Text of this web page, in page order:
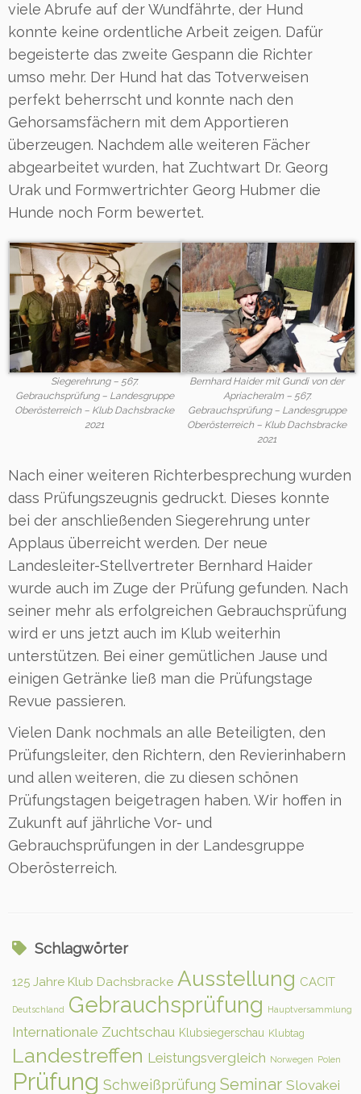
viele Abrufe auf der Wundfährte, der Hund
konnte keine ordentliche Arbeit zeigen. Dafür
begeisterte das zweite Gespann die Richter
umso mehr. Der Hund hat das Totverweisen
perfekt beherrscht und konnte nach den
Gehorsamsfächern mit dem Apportieren
überzeugen. Nachdem alle weiteren Fächer
abgearbeitet wurden, hat Zuchtwart Dr. Georg
Urak und Formwertrichter Georg Hubmer die
Hunde noch Form bewertet.
Siegerehrung – 567.
Gebrauchsprüfung – Landesgruppe
Oberösterreich – Klub Dachsbracke
2021
Bernhard Haider mit Gundi von der
Apriacheralm – 567.
Gebrauchsprüfung – Landesgruppe
Oberösterreich – Klub Dachsbracke
2021
Nach einer weiteren Richterbesprechung wurden
dass Prüfungszeugnis gedruckt. Dieses konnte
bei der anschließenden Siegerehrung unter
Applaus überreicht werden. Der neue
Landesleiter-Stellvertreter Bernhard Haider
wurde auch im Zuge der Prüfung gefunden. Nach
seiner mehr als erfolgreichen Gebrauchsprüfung
wird er uns jetzt auch im Klub weiterhin
unterstützen. Bei einer gemütlichen Jause und
einigen Getränke ließ man die Prüfungstage
Revue passieren.
Vielen Dank nochmals an alle Beteiligten, den
Prüfungsleiter, den Richtern, den Revierinhabern
und allen weiteren, die zu diesen schönen
Prüfungstagen beigetragen haben. Wir hoffen in
Zukunft auf jährliche Vor- und
Gebrauchsprüfungen in der Landesgruppe
Oberösterreich.
Schlagwörter
125 Jahre Klub Dachsbracke Ausstellung CACIT
Deutschland Gebrauchsprüfung Hauptversammlung
Internationale Zuchtschau Klubsiegerschau Klubtag
Landestreffen Leistungsvergleich Norwegen Polen
Prüfung Schweißprüfung Seminar Slovakei